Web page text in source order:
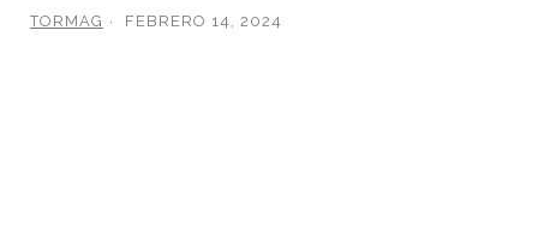
TORMAG FEBRERO 14, 2024